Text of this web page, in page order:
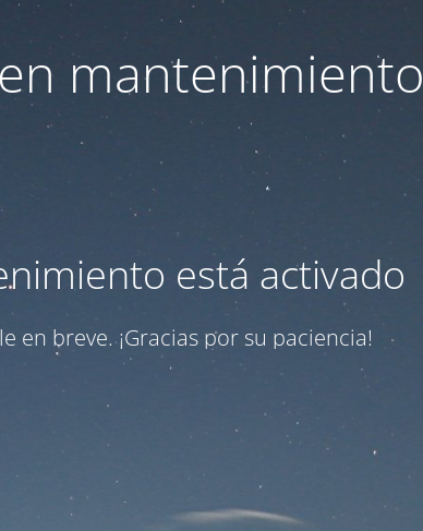
mantenimiento
está activado
en breve. ¡Gracias por su paciencia!